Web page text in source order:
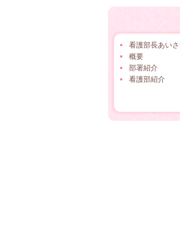
看護部長あい
概要
部署紹介
看護部紹介